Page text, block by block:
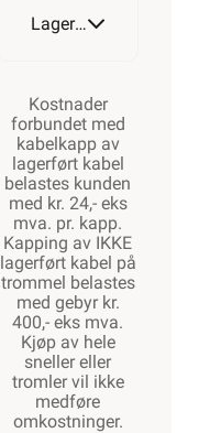
Lagerstatus
Kostnader
forbundet med
kabelkapp av
lagerført kabel
belastes kunden
med kr. 24,- eks
mva. pr. kapp.
Kapping av IKKE
lagerført kabel på
trommel belastes
med gebyr kr.
400,- eks mva.
Kjøp av hele
sneller eller
tromler vil ikke
medføre
omkostninger.